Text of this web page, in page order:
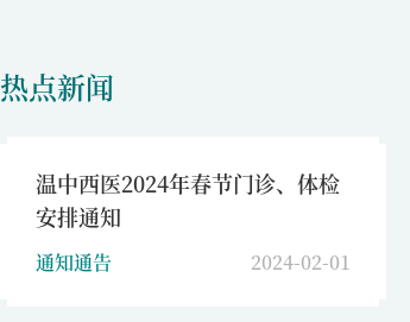
热点新闻
温中西医2024年春节门诊、体检
安排通知
通知通告 2024-02-01